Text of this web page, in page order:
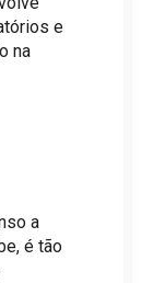
e
na
a
é tão